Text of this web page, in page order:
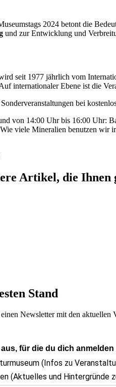
2024 betont die
und zur Entwicklung und
seit 1977 jährlich vom
internationaler Ebene ist die
bei
von 14:00 Uhr bis 16:00 Uhr:
viele Mineralien benutzen wir
Artikel, die Ihnen
Stand
Newsletter mit den aktuellen
für die du dich
(Infos zu
(Aktuelles und Hintergründe